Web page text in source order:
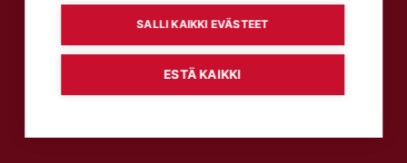
Talement-asiakaslehti
SALLI KAIKKI EVÄSTEET
ESTÄ KAIKKI